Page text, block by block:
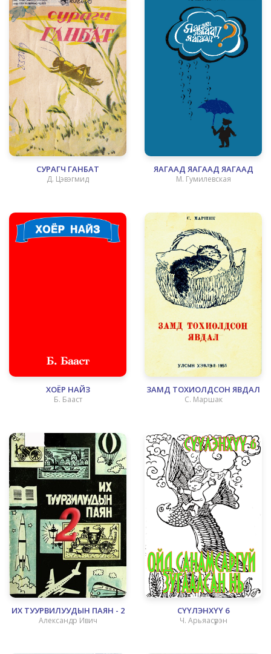
СУРАГЧ ГАНБАТ
Д. Цэвэгмид
ЯАГААД ЯАГААД ЯАГААД
М. Гумилевская
ХОЁР НАЙЗ
Б. Бааст
ЗАМД ТОХИОЛДСОН ЯВДАЛ
С. Маршак
ИХ ТУУРВИЛУУДЫН ПАЯН - 2
Александр Ивич
СҮҮЛЭНХҮҮ 6
Ч. Арьяасүрэн